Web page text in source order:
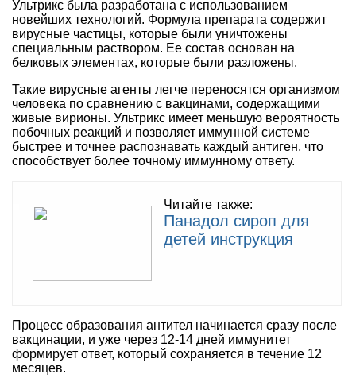
Ультрикс была разработана с использованием
новейших технологий. Формула препарата содержит
вирусные частицы, которые были уничтожены
специальным раствором. Ее состав основан на
белковых элементах, которые были разложены.
Такие вирусные агенты легче переносятся организмом
человека по сравнению с вакцинами, содержащими
живые вирионы. Ультрикс имеет меньшую вероятность
побочных реакций и позволяет иммунной системе
быстрее и точнее распознавать каждый антиген, что
способствует более точному иммунному ответу.
Читайте также:
Панадол сироп для
детей инструкция
Процесс образования антител начинается сразу после
вакцинации, и уже через 12-14 дней иммунитет
формирует ответ, который сохраняется в течение 12
месяцев.